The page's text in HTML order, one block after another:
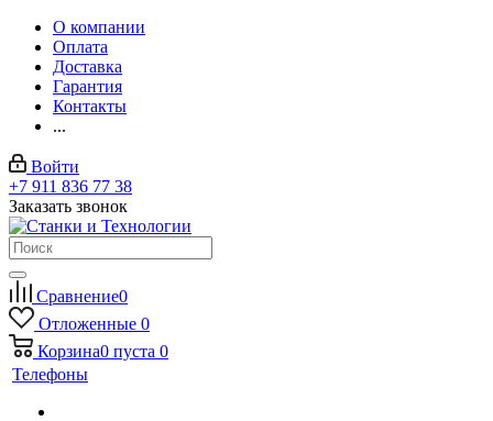
О компании
Оплата
Доставка
Гарантия
Контакты
...
Войти
+7 911 836 77 38
Заказать звонок
Сравнение0
Отложенные 0
Корзина0 пуста 0
Телефоны